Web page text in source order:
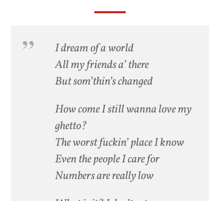
I dream of a world
All my friends a’ there
But som’thin’s changed
How come I still wanna love my
ghetto?
The worst fuckin’ place I know
Even the people I care for
Numbers are really low